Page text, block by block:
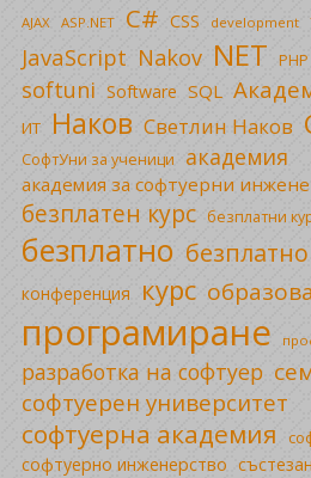
AJAX ASP.NET C# CSS development
JavaScript Nakov NET PHP
softuni Software SQL
ИТ Наков Светлин Наков
СофтУни за ученици академия
академия за софтуерни
безплатен курс безплатни
безплатно
конференция курс
програмиране
разработка на софтуер
софтуерен университет
софтуерна академия
софтуерно инженерство